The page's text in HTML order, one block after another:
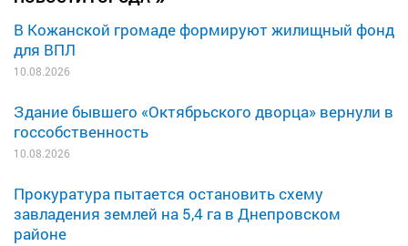
В Кожанской громаде формируют жилищный фонд
для ВПЛ
10.08.2026
Здание бывшего «Октябрьского дворца» вернули в
госсобственность
10.08.2026
Прокуратура пытается остановить схему
завладения землей на 5,4 га в Днепровском
районе